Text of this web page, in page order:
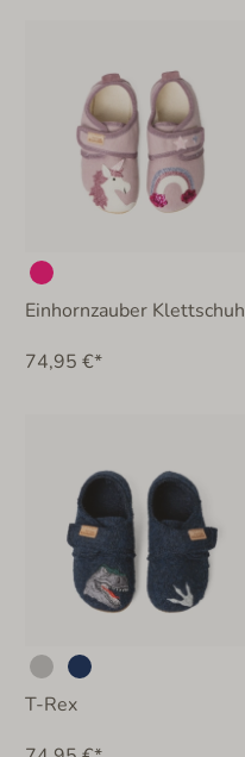
Einhornzauber Klettschuh
74,95 €*
T-Rex